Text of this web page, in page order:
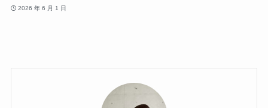
2026 年 6 月 1 日